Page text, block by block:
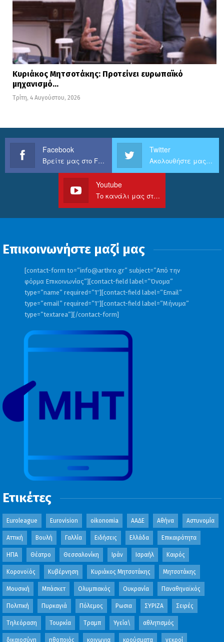
Κυριάκος Μητσοτάκης: Προτείνει ευρωπαϊκό
μηχανισμό…
Τρίτη, 4 Αυγούστου, 2026
Facebook
Βρείτε μας στο Facebook
Twitter
Ακολουθήστε μας στο Twitter
Youtube
Το κανάλι μας στο Youtube
Επικοινωνήστε μαζί μας
[contact-form to=”info@arthro.gr” subject=”Από την
φόρμα Επικοινωνίας”][contact-field label=”Όνομα”
type=”name” required=”1″][contact-field label=”Email”
type=”email” required=”1″][contact-field label=”Μήνυμα”
type=”textarea”][/contact-form]
Ετικέτες
Euroleague Eurovision oikonomia ΑΑΔΕ Αθήνα Αστυνομία
Αττική Βουλή Γαλλία Ειδήσεις Ελλάδα Επικαιρότητα
ΗΠΑ Θέατρο Θεσσαλονίκη Ιράν Ισραήλ Καιρός
Κορονοϊός Κυβέρνηση Κυριάκος Μητσοτάκης Μητσοτάκης
Μουσική Μπάσκετ Ολυμπιακός Ουκρανία Παναθηναϊκός
Πολιτική Πυρκαγιά Πόλεμος Ρωσια ΣΥΡΙΖΑ Σειρές
Τηλεόραση Τουρκία Τραμπ Υγεία\ αθλητισμός
δικαιοσύνη ηθοποιός κοινωνια κρούσματα νεκροί